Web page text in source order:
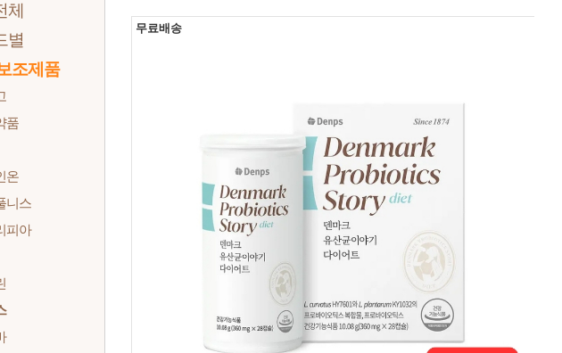
체
별
조제품
품
온
니스
피아
무료배송